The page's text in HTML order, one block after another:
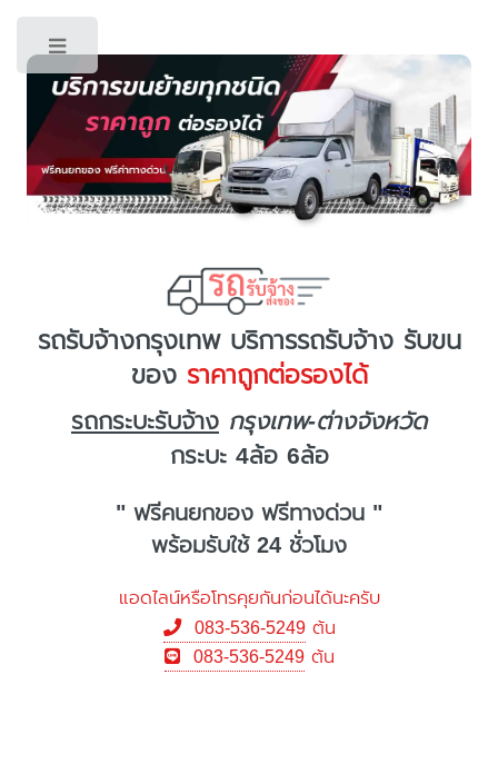
รถรับจ้างกรุงเทพ บริการรถรับจ้าง รับขน
ของ ราคาถูกต่อรองได้
รถกระบะรับจ้าง กรุงเทพ-ต่างจังหวัด
กระบะ 4ล้อ 6ล้อ
" ฟรีคนยกของ ฟรีทางด่วน "
พร้อมรับใช้ 24 ชั่วโมง
แอดไลน์หรือโทรคุยกันก่อนได้นะครับ
083-536-5249ต้น
083-536-5249ต้น
Toggle